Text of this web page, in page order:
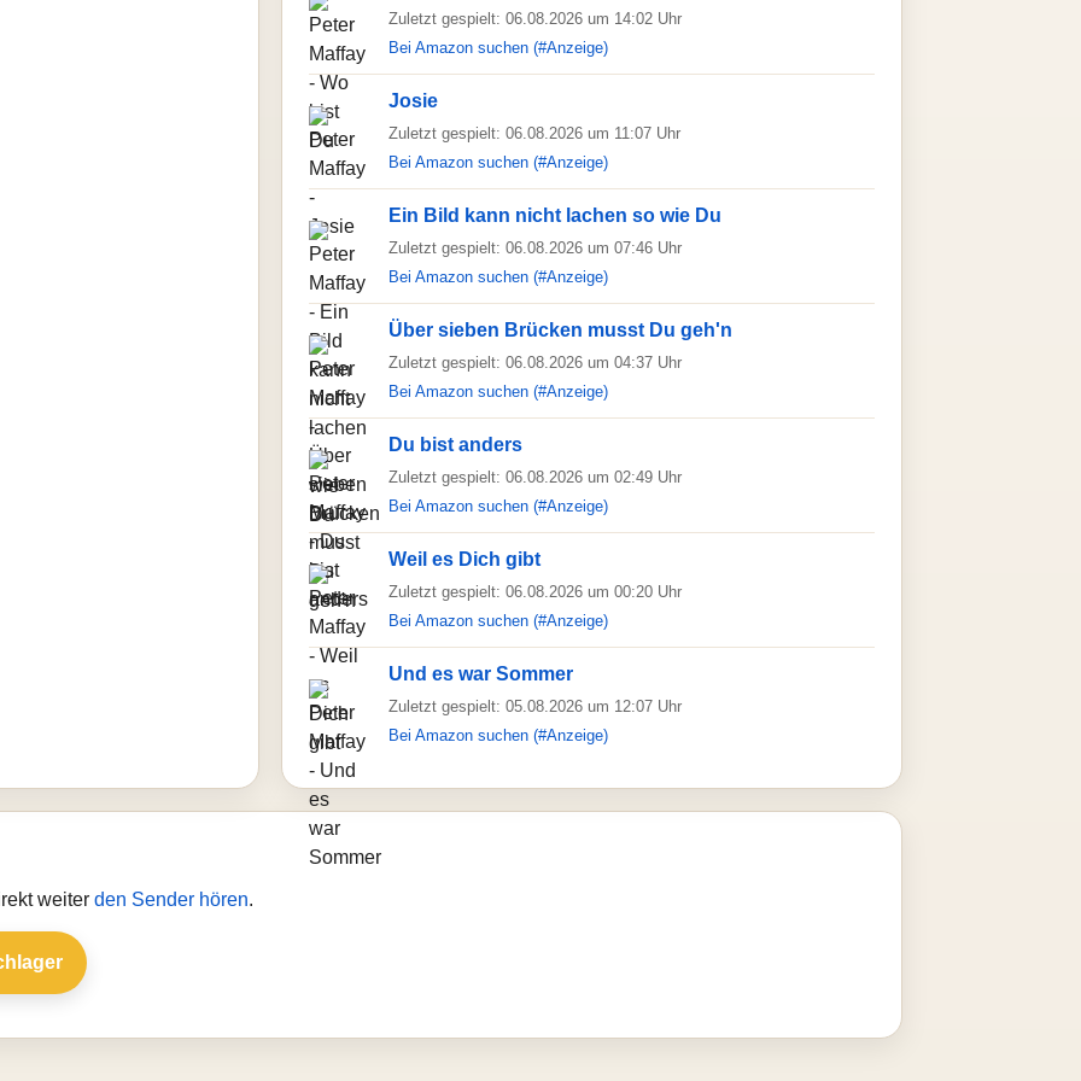
Zuletzt gespielt: 06.08.2026 um 14:02 Uhr
Bei Amazon suchen (#Anzeige)
Josie
Zuletzt gespielt: 06.08.2026 um 11:07 Uhr
Bei Amazon suchen (#Anzeige)
Ein Bild kann nicht lachen so wie Du
Zuletzt gespielt: 06.08.2026 um 07:46 Uhr
Bei Amazon suchen (#Anzeige)
Über sieben Brücken musst Du geh'n
Zuletzt gespielt: 06.08.2026 um 04:37 Uhr
Bei Amazon suchen (#Anzeige)
Du bist anders
Zuletzt gespielt: 06.08.2026 um 02:49 Uhr
Bei Amazon suchen (#Anzeige)
Weil es Dich gibt
Zuletzt gespielt: 06.08.2026 um 00:20 Uhr
Bei Amazon suchen (#Anzeige)
Und es war Sommer
Zuletzt gespielt: 05.08.2026 um 12:07 Uhr
Bei Amazon suchen (#Anzeige)
weiter den Sender hören.